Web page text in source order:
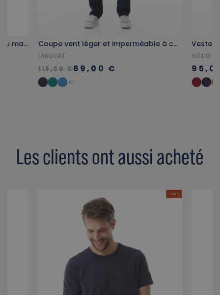
Bermuda cargo multi-poches bleu marine Coupe vent léger et imperméable à capuche jaune orangé
LANGOAT
115,00 €69,00 €
+1
Veste
HIZILIG
Les clients ont aussi acheté
- 29 %